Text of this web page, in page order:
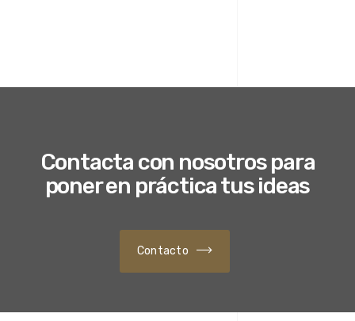
Contacta con nosotros para
poner en práctica tus ideas
Contacto